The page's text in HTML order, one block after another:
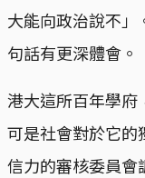
大能向政治說不
句話有更深體會。
港大這所百年學府
可是社會對於它的
信力的審核委員會